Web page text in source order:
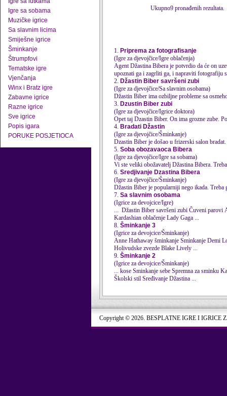
Igre sa sobama
Muzičke igrice
Sa slavnim licima
Smiješne igrice
Šminkanje
Štrumpfovi
Tematske igre
Vjenčanja
Winx i Bratz igre
Zabavne igrice
Razne igrice
Sve igrice
Popis igara
PORUKE POSJETIOCA
Ukupno9 pronađenih rezultata.
1. Priprema za fotografisanje
(Igre za djevojčice/Igre oblačenja)
AgentDžastina Bibera je potvrdio da će on
upoznati ga i zagrliti ga, i napraviti fotografiju
2. Džastin Biber savršeni zubi
(Igre za djevojčice/Sa slavnim osobama)
Džastin Biber ima ozbiljne probleme sa
3. Dzustin Biber zubi
(Igre za djevojčice/Igrice doktora)
Opet taj Dzastin Biber. On ima grozne zube.
4. Bradati Džastin
(Igre za djevojčice/Šminkanje)
Dzastin Biber je došao u frizerski salon
5. Soba obozavaoca Bibera
(Igre za djevojčice/Igre sa sobama)
Vi ste veliki obožavatelj Džastina Bibera.
6. Sredjivanje Dzastina Bibera
(Igre za djevojčice/Šminkanje)
Džastin Biber je popularniji nego ikada.
7. Sa slavnim osobama
(Igrice za devojcice/Igre)
... Džastin Biber savršeni zubi Čuveni parovi Ashley Greene uredjivanje Miley Cyrus božić Zvezda Madona Kristen Stewart tajna lepote Kim
Kardashian oblačenje Lady Gaga ...
8. Šminkanje 3
(Igrice za devojcice/Šminkanje)
Holivudske zvezde Blake Lively ...
9. Šminkanje 2
(Igrice za devojcice/Šminkanje)
Školski stil Sređivanje Džastina ...
Copyright © 2026. BESPLATNE IGRE I IGRICE